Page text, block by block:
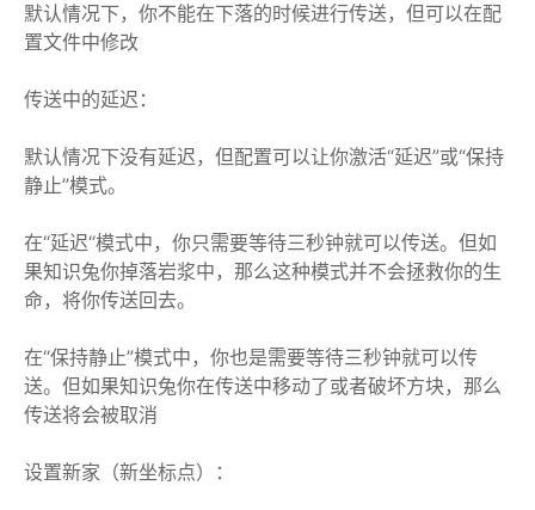
默认情况下，你不能在下落的时候进行传送，但可以在配
置文件中修改
传送中的延迟：
默认情况下没有延迟，但配置可以让你激活“延迟”或“保持
静止”模式。
在“延迟“模式中，你只需要等待三秒钟就可以传送。但如
果知识兔你掉落岩浆中，那么这种模式并不会拯救你的生
命，将你传送回去。
在“保持静止”模式中，你也是需要等待三秒钟就可以传
送。但如果知识兔你在传送中移动了或者破坏方块，那么
传送将会被取消
设置新家（新坐标点）：